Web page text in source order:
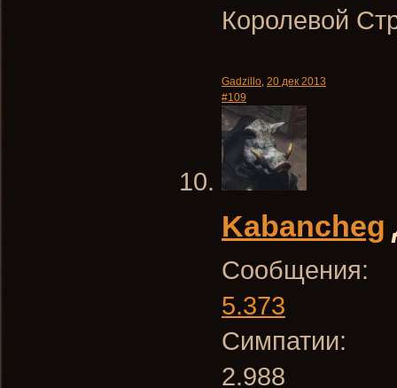
Королевой
Gadzillo, 20 дек 2013
#109
Kabancheg
Сообщения:
5.373
Симпатии:
2.988